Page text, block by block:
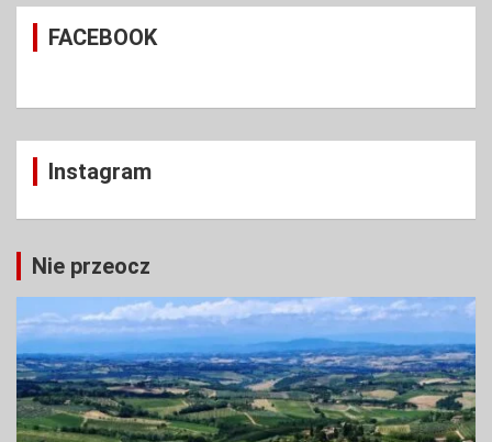
c
FACEBOOK
Instagram
Nie przeocz